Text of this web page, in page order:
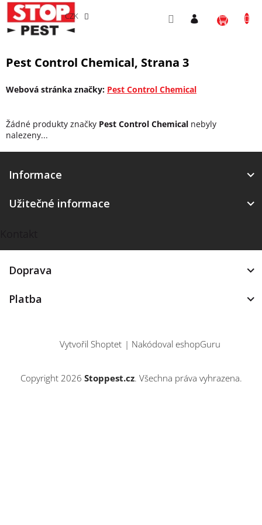
Přejít
obsah
CZK
Pest Control Chemical, Strana 3
Webová stránka značky: Pest Control Chemical
Žádné produkty značky Pest Control Chemical nebyly
nalezeny...
Informace
Užitečné informace
Doprava
Platba
Vytvořil Shoptet | Nakódoval eshopGuru
Copyright 2026 Stoppest.cz. Všechna práva vyhrazena.